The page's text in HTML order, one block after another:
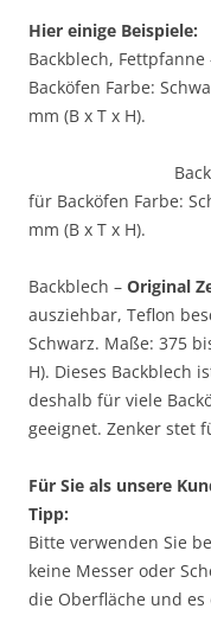
Hier einige Beispiele:
Backblech, Fettpfanne
Backöfen Farbe:
mm (B x T x H).
für Backöfen Farbe:
mm (B x T x H).
Backblech – Original
ausziehbar, Teflon
Schwarz. Maße: 375
H). Dieses Backblech
deshalb für viele
geeignet. Zenker stet
Für Sie als unsere
Tipp:
Bitte verwenden Sie
keine Messer oder
die Oberfläche und